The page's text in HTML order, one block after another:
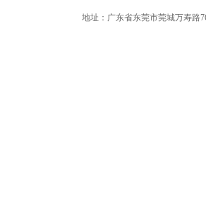
地址：广东省东莞市莞城万寿路